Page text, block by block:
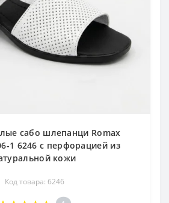
сабо шлепанци Romax
1 6246 с перфорацией из
кожи
Код товара: 6246